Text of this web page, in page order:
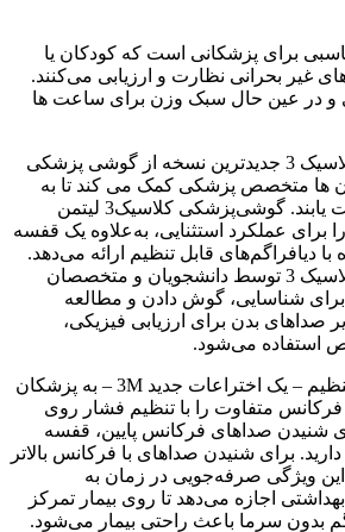
3ابزار مناسبی برای پزشکانی است که کودکان یا
غیر بحرانی نظارت و ارزیابی می‌کنند.
و در عین حال سبک وزن برای ساعت ها
گوشی پزشکی لیتمن کلاسیک 3 جدیدترین نسخه از گوشی پزشکی
ها متخصص پزشکی کمک می کند تا به
بهترین شکل ممکن دست یابند. گوشی‌پزشکی کلاسیک3 لیتمن
برای عملکرد استثنایی، به‌علاوه یک قفسه
دیافراگم‌های قابل تنظیم ارائه می‌دهد.
گوشی‌ پزشکی لیتمن کلاسیک 3 توسط دانشجویان و متخصصان
شناسایی، گوش دادن و مطالعه
صداهای بدن برای ارزیابی فیزیکی،
استفاده می‌شود.
فناوری دیافراگم قابل تنظیم – یک اختراعات جدید 3M – به پزشکان
متفاوت را با تنظیم فشار روی
شنیدن صداهای فرکانس پایین، قفسه
برای شنیدن صداهای با فرکانس بالاتر
ویژگی صرفه‌جویی در زمان به
اجازه می‌دهد تا روی بیمار تمرکز
بدون سرما باعث راحتی بیمار می‌شود.